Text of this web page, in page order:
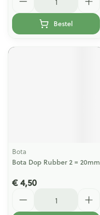
Bestel
Bota
Bota Dop Rubber 2 = 20mm
€ 4,50